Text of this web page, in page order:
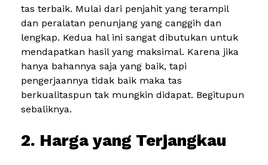
tas terbaik. Mulai dari penjahit yang terampil
dan peralatan penunjang yang canggih dan
lengkap. Kedua hal ini sangat dibutukan untuk
mendapatkan hasil yang maksimal. Karena jika
hanya bahannya saja yang baik, tapi
pengerjaannya tidak baik maka tas
berkualitaspun tak mungkin didapat. Begitupun
sebaliknya.
2. Harga yang Terjangkau